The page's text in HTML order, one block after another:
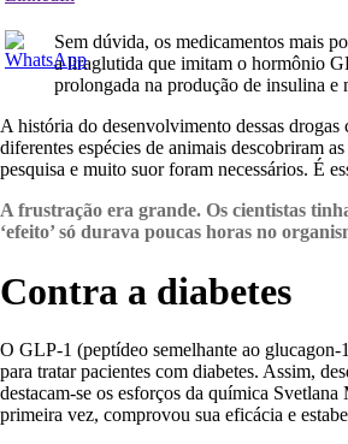
Sem dúvida, os medicamentos mais
a liraglutida que imitam o hormônio
prolongada na produção de insulina e
A história do desenvolvimento dessas
diferentes espécies de animais descobriram
pesquisa e muito suor foram necessários. É
A frustração era grande. Os cientistas
‘efeito’ só durava poucas horas no
Contra a diabetes
O GLP-1 (peptídeo semelhante ao glucagon-
para tratar pacientes com diabetes. Assim,
destacam-se os esforços da química
primeira vez, comprovou sua eficácia e